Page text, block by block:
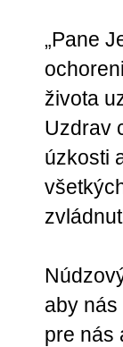
„Pane
života
Uzdrav
úzkosti
aby nás
pre nás